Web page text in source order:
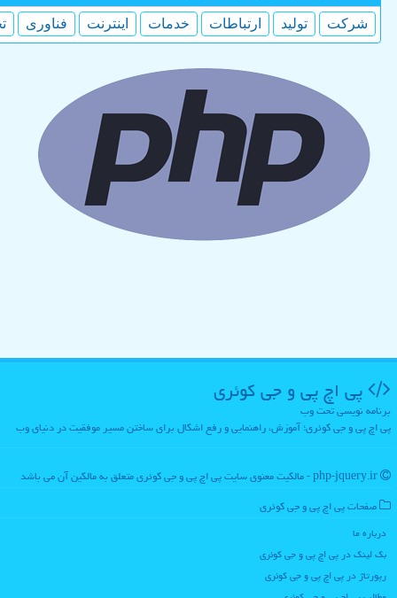
شركت تولید ارتباطات خدمات اینترنت فناوری
پی اچ پی و جی كوئری
برنامه نویسی تحت وب
پی اچ پی و جی کوئری؛ آموزش، راهنمایی و رفع اشکال برای ساختن مسیر موفقیت در دنیای وب
صفحات پی اچ پی و جی كوئری
درباره ما
بک لینک در پی اچ پی و جی كوئری
رپورتاژ در پی اچ پی و جی كوئری